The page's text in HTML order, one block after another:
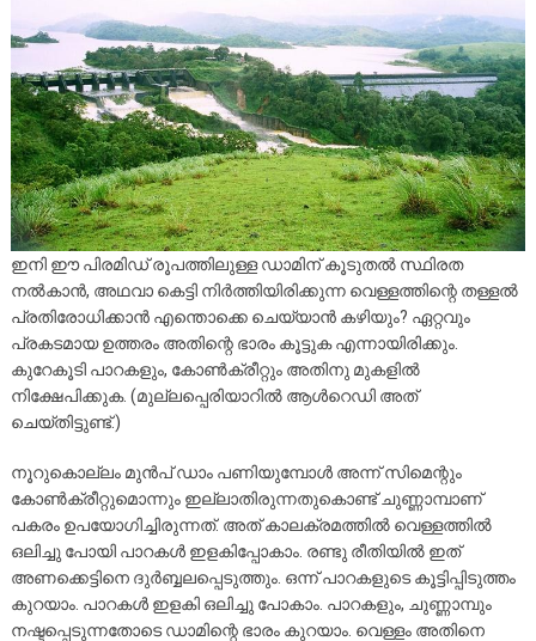
ഇനി ഈ പിരമിഡ് രൂപത്തിലുള്ള ഡാമിന് കൂടുതൽ സ്ഥിരത
നൽകാൻ, അഥവാ കെട്ടി നിർത്തിയിരിക്കുന്ന വെള്ളത്തിന്റെ തള്ളൽ
പ്രതിരോധിക്കാൻ എന്തൊക്കെ ചെയ്യാൻ കഴിയും? ഏറ്റവും
പ്രകടമായ ഉത്തരം അതിന്റെ ഭാരം കൂട്ടുക എന്നായിരിക്കും.
കുറേകൂടി പാറകളും, കോൺക്രീറ്റും അതിനു മുകളിൽ
നിക്ഷേപിക്കുക. (മുല്ലപ്പെരിയാറിൽ ആൾറെഡി അത്
ചെയ്തിട്ടുണ്ട്.)
നൂറുകൊല്ലം മുൻപ് ഡാം പണിയുമ്പോൾ അന്ന് സിമെന്റും
കോൺക്രീറ്റുമൊന്നും ഇല്ലാതിരുന്നതുകൊണ്ട് ചുണ്ണാമ്പാണ്
പകരം ഉപയോഗിച്ചിരുന്നത്. അത് കാലക്രമത്തിൽ വെള്ളത്തിൽ
ഒലിച്ചു പോയി പാറകൾ ഇളകിപ്പോകാം. രണ്ടു രീതിയിൽ ഇത്
അണക്കെട്ടിനെ ദുർബ്ബലപ്പെടുത്തും. ഒന്ന് പാറകളുടെ കൂട്ടിപ്പിടുത്തം
കുറയാം. പാറകൾ ഇളകി ഒലിച്ചു പോകാം. പാറകളും, ചുണ്ണാമ്പും
നഷ്ടപ്പെടുന്നതോടെ ഡാമിന്റെ ഭാരം കുറയാം. വെള്ളം അതിനെ